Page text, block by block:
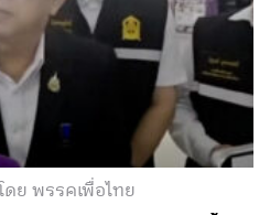
ดย พรรคเพื่อไทย